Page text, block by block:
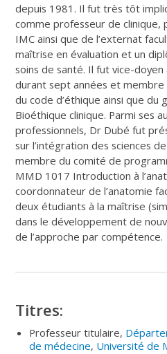
depuis 1981. Il fut très tôt
comme professeur de clinique,
IMC ainsi que de l’externat
maîtrise en évaluation et un
soins de santé. Il fut vice-
durant sept années et membre
du code d’éthique ainsi que du
Bioéthique clinique. Parmi ses
professionnels, Dr Dubé fut
sur l’intégration des sciences
membre du comité de
MMD 1017 Introduction à
coordonnateur de l’anatomie
deux étudiants à la maîtrise
dans le développement de
de l’approche par compétence.
Titres:
Professeur titulaire,
de médecine, Université de